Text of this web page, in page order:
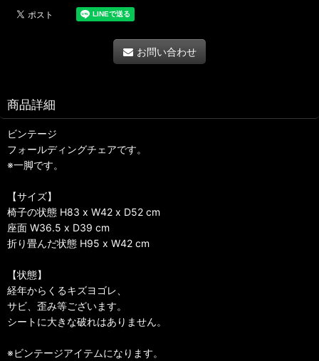
お問い合わせ
商品詳細
ビンテージ
フォールディングチェアです。
※一脚です。
【サイズ】
椅子の状態 H83 x W42 x D52 cm
座面 W36.5 x D39 cm
折り畳んだ状態 H95 x W42 cm
【状態】
経年からくるキズヨゴレ、
サビ、歪み等ございます。
シートに大きな破れはありません。
※ビンテージアイテムになります。